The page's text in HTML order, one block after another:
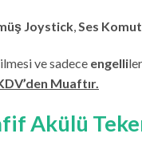
Joystick,Ses
ve sadece engelli
Muaftır.
Akülü